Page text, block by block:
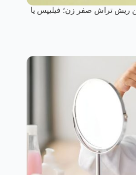
ریش تراش صفر زن؛ فیلیپس یا